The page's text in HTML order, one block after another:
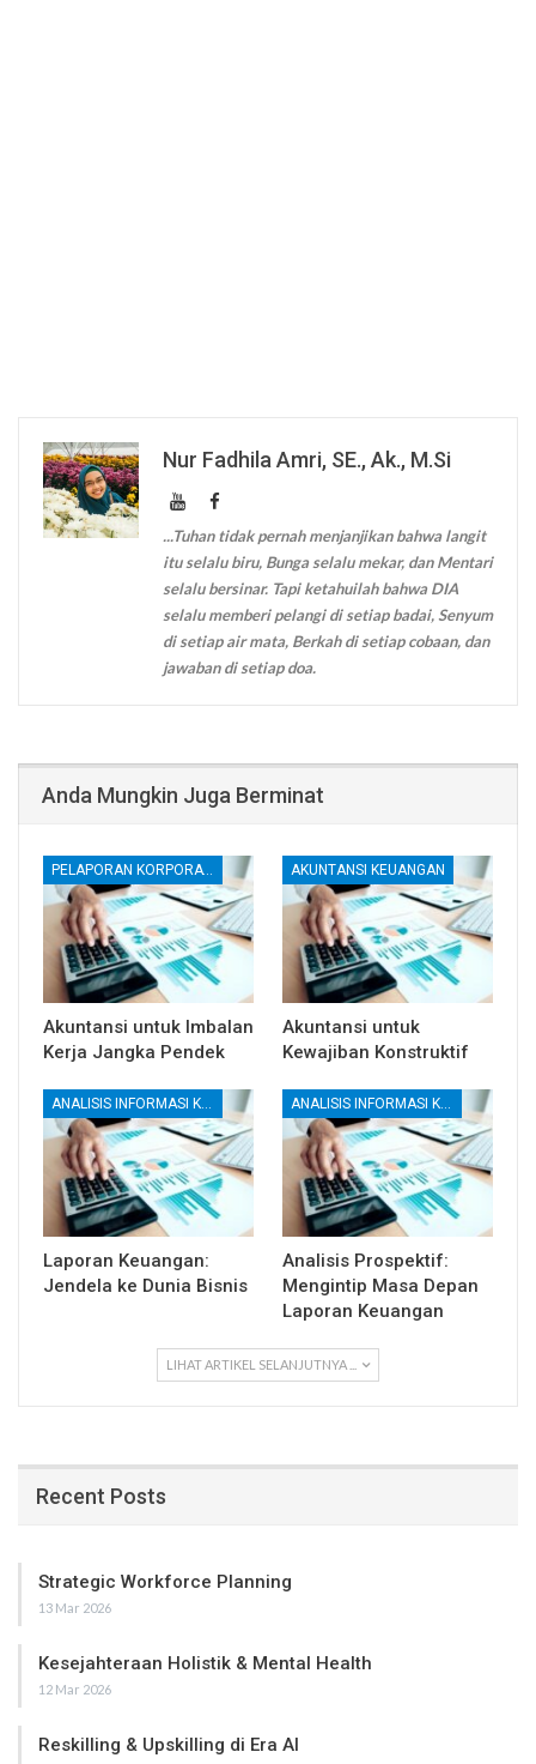
Nur Fadhila Amri, SE., Ak., M.Si
...Tuhan tidak pernah menjanjikan bahwa langit
itu selalu biru, Bunga selalu mekar, dan Mentari
selalu bersinar. Tapi ketahuilah bahwa DIA
selalu memberi pelangi di setiap badai, Senyum
di setiap air mata, Berkah di setiap cobaan, dan
jawaban di setiap doa.
Anda Mungkin Juga Berminat
PELAPORAN KORPORATE
Akuntansi untuk Imbalan
Kerja Jangka Pendek
AKUNTANSI KEUANGAN
Akuntansi untuk
Kewajiban Konstruktif
ANALISIS INFORMASI KEUANGAN
Laporan Keuangan:
Jendela ke Dunia Bisnis
ANALISIS INFORMASI KEUANGAN
Analisis Prospektif:
Mengintip Masa Depan
Laporan Keuangan
LIHAT ARTIKEL SELANJUTNYA ...
Recent Posts
Strategic Workforce Planning
13 Mar 2026
Kesejahteraan Holistik & Mental Health
12 Mar 2026
Reskilling & Upskilling di Era AI